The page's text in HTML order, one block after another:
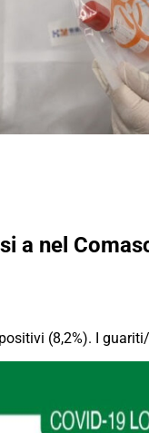
a nel
(8,2%). I